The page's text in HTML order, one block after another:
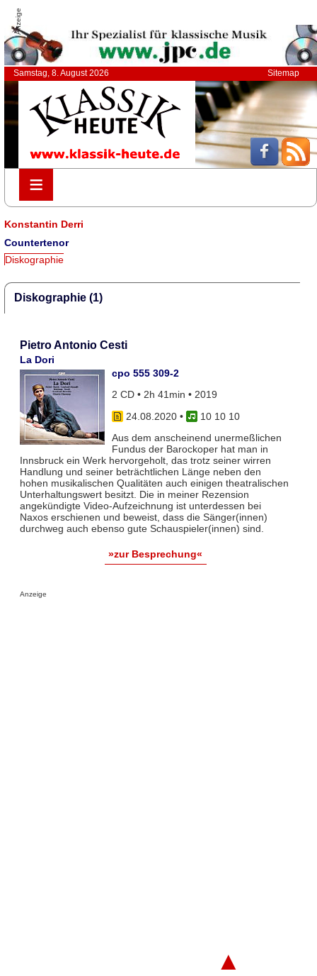
Anzeige
Samstag, 8. August 2026 Sitemap
≡
≡
Konstantin Derri
Countertenor
Diskographie
Diskographie (1)
Pietro Antonio Cesti
La Dori
cpo 555 309-2
2 CD • 2h 41min • 2019
24.08.2020•
10 10 10
Aus dem anscheinend unermeßlichen
Fundus der Barockoper hat man in
Innsbruck ein Werk hervorgeholt, das trotz seiner wirren
Handlung und seiner beträchtlichen Länge neben den
hohen musikalischen Qualitäten auch einigen theatralischen
Unterhaltungswert besitzt. Die in meiner Rezension
angekündigte Video-Aufzeichnung ist unterdessen bei
Naxos erschienen und beweist, dass die Sänger(innen)
durchweg auch ebenso gute Schauspieler(innen) sind.
»zur Besprechung«
Anzeige
▲